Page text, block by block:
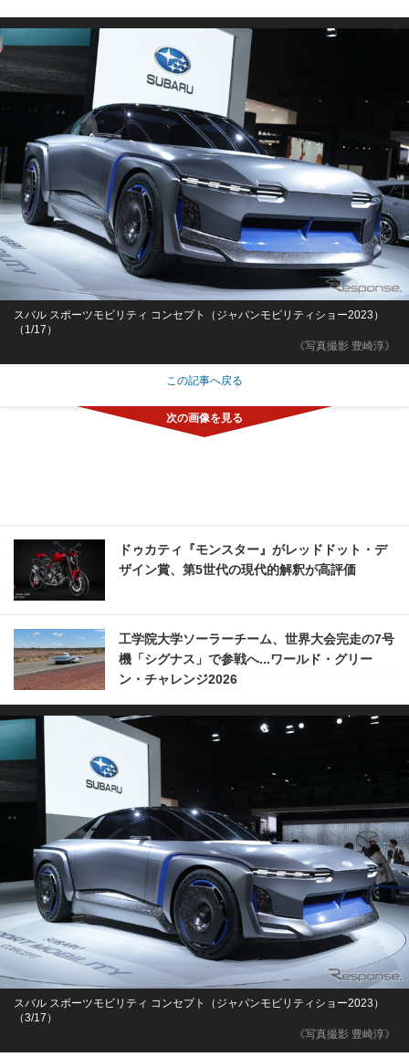
《写真撮影 豊崎淳》
スバル スポーツモビリティ コンセプト（ジャパンモビリティショー2023）
（1/17）
この記事へ戻る
ドゥカティ『モンスター』がレッドドット・デ
ザイン賞、第5世代の現代的解釈が高評価
工学院大学ソーラーチーム、世界大会完走の7号
機「シグナス」で参戦へ...ワールド・グリー
ン・チャレンジ2026
《写真撮影 豊崎淳》
スバル スポーツモビリティ コンセプト（ジャパンモビリティショー2023）
（3/17）